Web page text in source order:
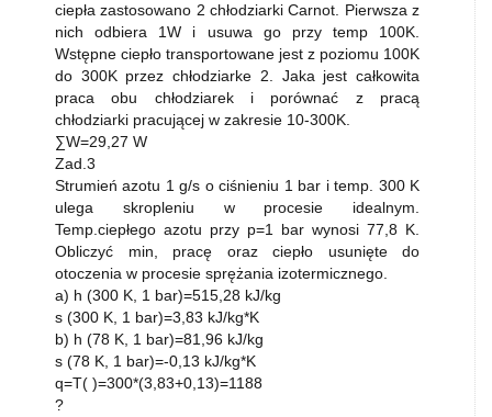
ciepła zastosowano 2 chłodziarki Carnot. Pierwsza z
nich odbiera 1W i usuwa go przy temp 100K.
Wstępne ciepło transportowane jest z poziomu 100K
do 300K przez chłodziarke 2. Jaka jest całkowita
praca obu chłodziarek i porównać z pracą
chłodziarki pracującej w zakresie 10-300K.
∑W=29,27 W
Zad.3
Strumień azotu 1 g/s o ciśnieniu 1 bar i temp. 300 K
ulega skropleniu w procesie idealnym.
Temp.ciepłego azotu przy p=1 bar wynosi 77,8 K.
Obliczyć min, pracę oraz ciepło usunięte do
otoczenia w procesie sprężania izotermicznego.
a) h (300 K, 1 bar)=515,28 kJ/kg
s (300 K, 1 bar)=3,83 kJ/kg*K
b) h (78 K, 1 bar)=81,96 kJ/kg
s (78 K, 1 bar)=-0,13 kJ/kg*K
q=T( )=300*(3,83+0,13)=1188
?